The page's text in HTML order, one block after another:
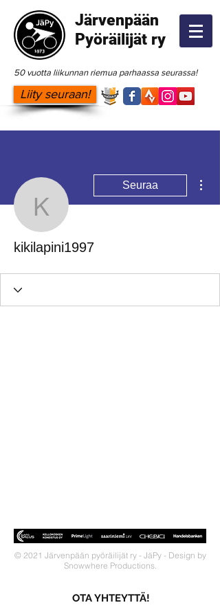
Järvenpään
Pyöräilijät ry
50 vuotta liikunnan riemua parhaassa seurassa!
Liity seuraan!
kikilapini1997
Seuraa
kikilapini1997
© 2021 Järvenpään pyöräilijät ry - JäPy - Design by
Snowwhere Productions.
OTA YHTEYTTÄ!